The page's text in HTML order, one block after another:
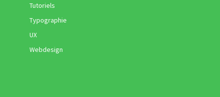
Tutoriels
Typographie
UX
Webdesign